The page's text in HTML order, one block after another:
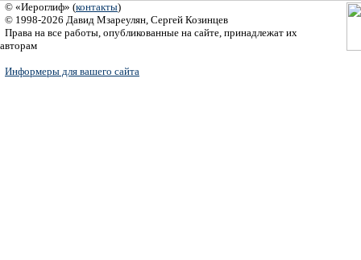
© «Иероглиф» (контакты)
© 1998-2026 Давид Мзареулян, Сергей Козинцев
Права на все работы, опубликованные на сайте, принадлежат их
авторам
Информеры для вашего сайта